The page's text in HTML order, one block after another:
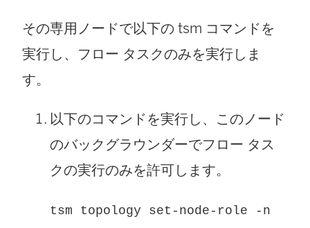
い
ン
ド
リ
その専用ノードで以下の tsm コマンドを
実行し、フロー タスクのみを実行しま
す。
以下のコマンドを実行し、このノード
のバックグラウンダーでフロー タス
クの実行のみを許可します。
tsm topology set-node-role -n